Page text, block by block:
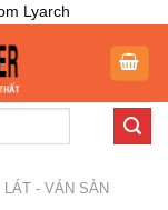
Lyarch
LÁT - VÁN SÀN